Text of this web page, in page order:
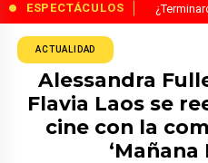
ESPECTÁCULOS
ACTUALIDAD
Alessandra
Flavia Laos se
cine con la
‘Mañana